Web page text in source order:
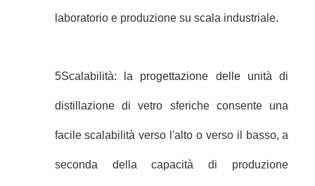
laboratorio e produzione su scala industriale.
5Scalabilità: la progettazione delle unità di
distillazione di vetro sferiche consente una
facile scalabilità verso l'alto o verso il basso, a
seconda della capacità di produzione